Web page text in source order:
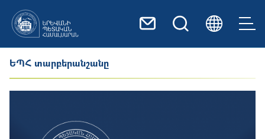
ԵՊՀ տարբերանշանը